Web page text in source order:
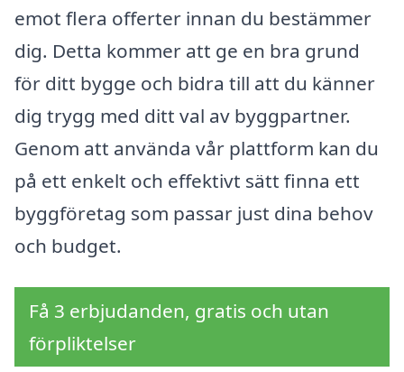
emot flera offerter innan du bestämmer
dig. Detta kommer att ge en bra grund
för ditt bygge och bidra till att du känner
dig trygg med ditt val av byggpartner.
Genom att använda vår plattform kan du
på ett enkelt och effektivt sätt finna ett
byggföretag som passar just dina behov
och budget.
Få 3 erbjudanden, gratis och utan
förpliktelser